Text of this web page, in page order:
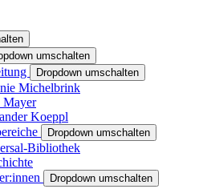
umschalten
Dropdown umschalten
Michelbrink
Mayer
Koeppl
Dropdown umschalten
Bibliothek
Dropdown umschalten